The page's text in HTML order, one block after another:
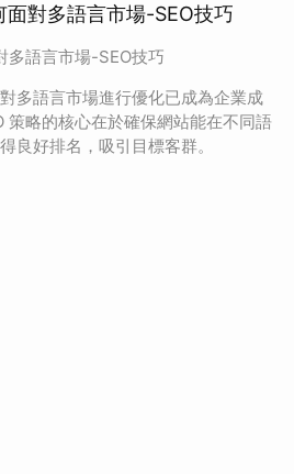
面對多語言市場-SEO技巧
多語言市場-SEO技巧
多語言市場進行優化已成為企業成
策略的核心在於確保網站能在不同語
良好排名，吸引目標客群。